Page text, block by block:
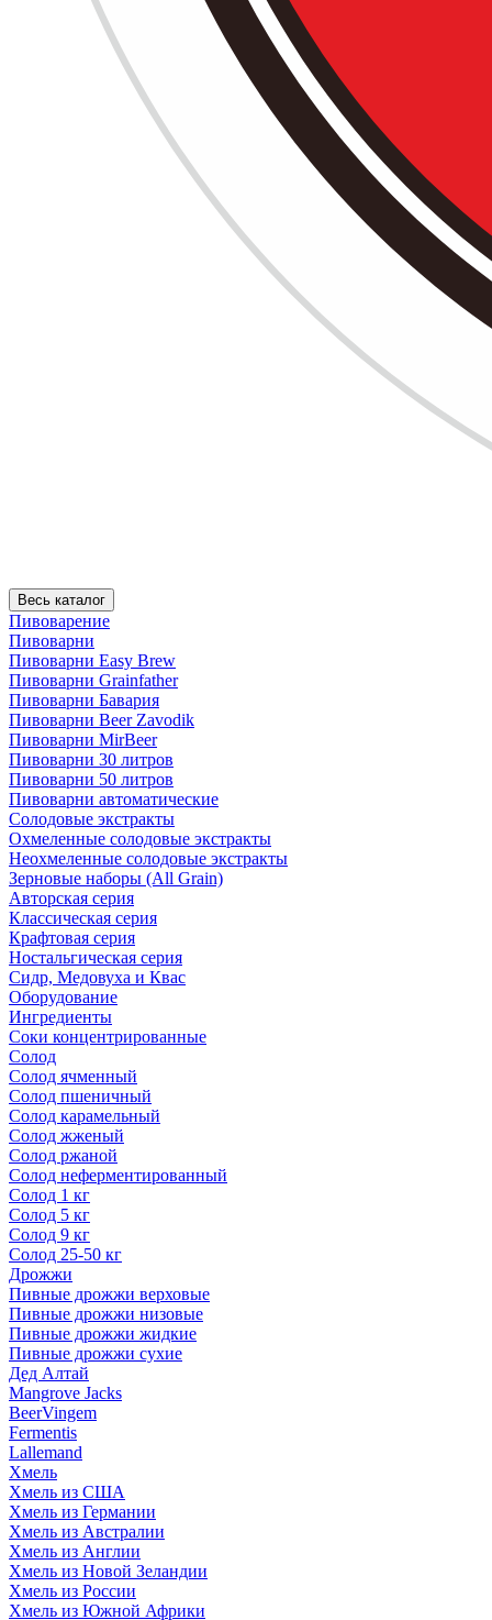
Весь каталог
Пивоварение
Пивоварни
Пивоварни Easy Brew
Пивоварни Grainfather
Пивоварни Бавария
Пивоварни Beer Zavodik
Пивоварни MirBeer
Пивоварни 30 литров
Пивоварни 50 литров
Пивоварни автоматические
Солодовые экстракты
Охмеленные солодовые экстракты
Неохмеленные солодовые экстракты
Зерновые наборы (All Grain)
Авторская серия
Классическая серия
Крафтовая серия
Ностальгическая серия
Сидр, Медовуха и Квас
Оборудование
Ингредиенты
Соки концентрированные
Солод
Солод ячменный
Солод пшеничный
Солод карамельный
Солод жженый
Солод ржаной
Солод неферментированный
Солод 1 кг
Солод 5 кг
Солод 9 кг
Солод 25-50 кг
Дрожжи
Пивные дрожжи верховые
Пивные дрожжи низовые
Пивные дрожжи жидкие
Пивные дрожжи сухие
Дед Алтай
Mangrove Jacks
BeerVingem
Fermentis
Lallemand
Хмель
Хмель из США
Хмель из Германии
Хмель из Австралии
Хмель из Англии
Хмель из Новой Зеландии
Хмель из России
Хмель из Южной Африки